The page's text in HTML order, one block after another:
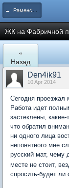
← Раменское
ЖК на Фабричной
«
Назад
Den4ik91
10 Apr 2014
Сегодня проезжал
Работа идет
застеклены,
что обратил
ни одного лица
непонятного мне
русский мат, чему
месте не стоит,
спросить-будет